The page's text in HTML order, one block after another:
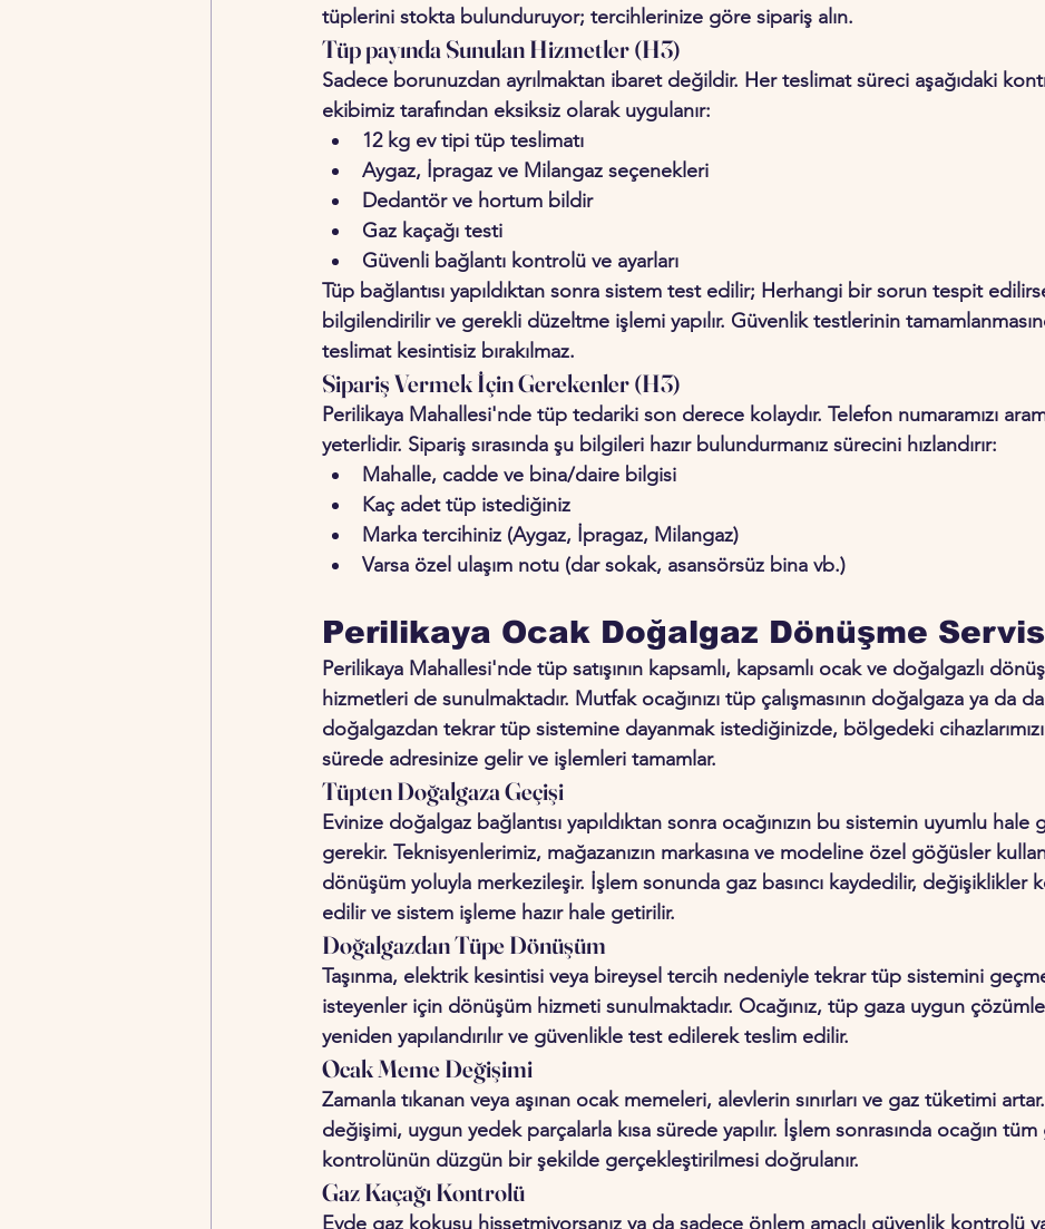
tüplerini stokta bulunduruyor; tercihlerinize göre sipariş alın.
Tüp payında Sunulan Hizmetler (H3)
Sadece borunuzdan ayrılmaktan ibaret değildir. Her teslimat süreci aşağıdaki
ekibimiz tarafından eksiksiz olarak uygulanır:
12 kg ev tipi tüp teslimatı
Aygaz, İpragaz ve Milangaz seçenekleri
Dedantör ve hortum bildir
Gaz kaçağı testi
Güvenli bağlantı kontrolü ve ayarları
Tüp bağlantısı yapıldıktan sonra sistem test edilir; Herhangi bir sorun tespit
bilgilendirilir ve gerekli düzeltme işlemi yapılır. Güvenlik testlerinin
teslimat kesintisiz bırakılmaz.
Sipariş Vermek İçin Gerekenler (H3)
Perilikaya Mahallesi'nde tüp tedariki son derece kolaydır. Telefon numaramızı
yeterlidir. Sipariş sırasında şu bilgileri hazır bulundurmanız sürecini hızlandırır:
Mahalle, cadde ve bina/daire bilgisi
Kaç adet tüp istediğiniz
Marka tercihiniz (Aygaz, İpragaz, Milangaz)
Varsa özel ulaşım notu (dar sokak, asansörsüz bina vb.)
Perilikaya Ocak Doğalgaz Dönüşme
Perilikaya Mahallesi'nde tüp satışının kapsamlı, kapsamlı ocak ve doğalgazlı
hizmetleri de sunulmaktadır. Mutfak ocağınızı tüp çalışmasının doğalgaza ya da da
doğalgazdan tekrar tüp sistemine dayanmak istediğinizde, bölgedeki
sürede adresinize gelir ve işlemleri tamamlar.
Tüpten Doğalgaza Geçişi
Evinize doğalgaz bağlantısı yapıldıktan sonra ocağınızın bu sistemin uyumlu hale
gerekir. Teknisyenlerimiz, mağazanızın markasına ve modeline özel göğüsler
dönüşüm yoluyla merkezileşir. İşlem sonunda gaz basıncı kaydedilir, değişiklikler
edilir ve sistem işleme hazır hale getirilir.
Doğalgazdan Tüpe Dönüşüm
Taşınma, elektrik kesintisi veya bireysel tercih nedeniyle tekrar tüp sistemini
isteyenler için dönüşüm hizmeti sunulmaktadır. Ocağınız, tüp gaza uygun
yeniden yapılandırılır ve güvenlikle test edilerek teslim edilir.
Ocak Meme Değişimi
Zamanla tıkanan veya aşınan ocak memeleri, alevlerin sınırları ve gaz tüketimi
değişimi, uygun yedek parçalarla kısa sürede yapılır. İşlem sonrasında ocağın
kontrolünün düzgün bir şekilde gerçekleştirilmesi doğrulanır.
Gaz Kaçağı Kontrolü
Evde gaz kokusu hissetmiyorsanız ya da sadece önlem amaçlı güvenlik kontrolü